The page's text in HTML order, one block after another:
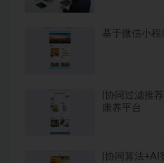
基于微信小程
(协同过滤推
康养平台
(协同算法